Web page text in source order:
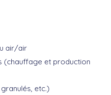
air/air
(chauffage et production
etc.)